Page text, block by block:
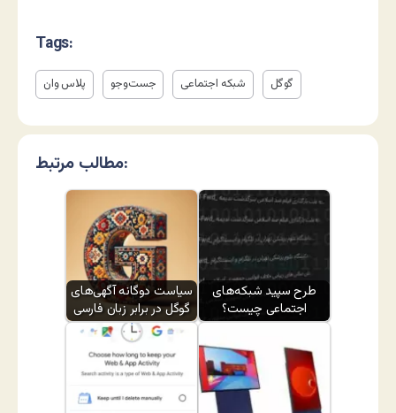
Tags:
پلاس وان جست‌وجو شبکه اجتماعی گوگل
مطالب مرتبط:
سیاست دوگانه آگهی‌های
گوگل در برابر زبان فارسی
طرح سپید شبکه‌های
اجتماعی چیست؟